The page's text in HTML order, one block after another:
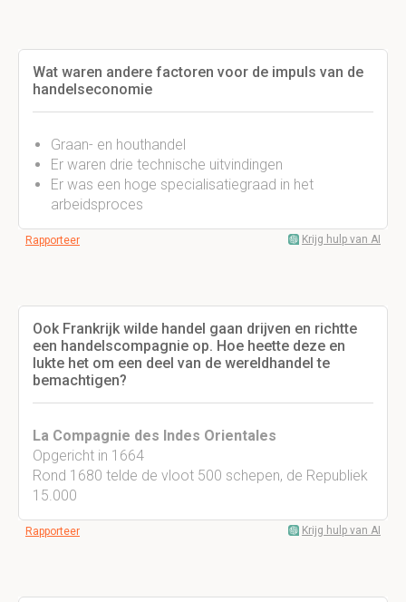
Wat waren andere factoren voor de impuls van de
handelseconomie
Graan- en houthandel
Er waren drie technische uitvindingen
Er was een hoge specialisatiegraad in het
arbeidsproces
Rapporteer Krijg hulp van AI
Ook Frankrijk wilde handel gaan drijven en richtte
een handelscompagnie op. Hoe heette deze en
lukte het om een deel van de wereldhandel te
bemachtigen?
La Compagnie des Indes Orientales
Opgericht in 1664
Rond 1680 telde de vloot 500 schepen, de Republiek
15.000
Rapporteer Krijg hulp van AI